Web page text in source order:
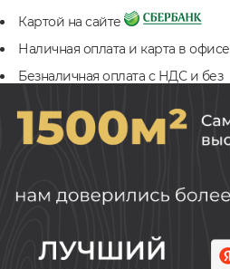
Картой на сайте
Наличная оплата и карта в офисе
Безналичная оплата с НДС и без